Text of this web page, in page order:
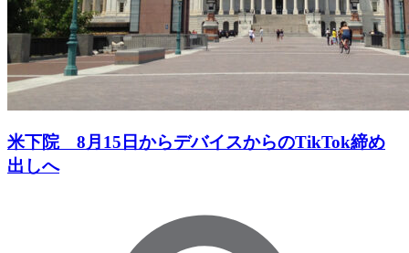
米下院 8月15日からデバイスからのTikTok締め
出しへ